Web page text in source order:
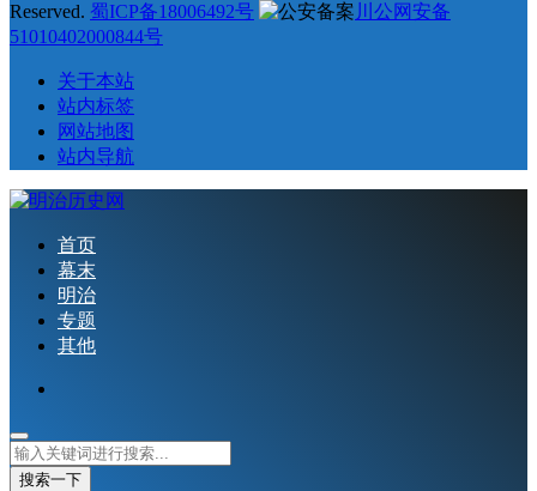
Reserved. 蜀ICP备18006492号
川公网安备
51010402000844号
关于本站
站内标签
网站地图
站内导航
首页
幕末
明治
专题
其他
搜索一下